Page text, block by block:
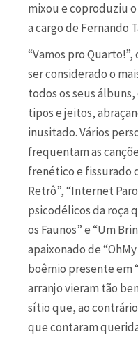
mixou e coproduziu
a cargo de Fernando
“Vamos pro
ser considerado o
todos os seus
tipos e jeitos,
inusitado. Vários
frequentam as
frenético e fissurado
Retrô”, “Internet
psicodélicos da roça
os Faunos” e “Um
apaixonado de
boêmio presente em
arranjo vieram tão
sítio que, ao
que contaram